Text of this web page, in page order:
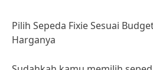
Pilih Sepeda Fixie Sesuai
Harganya